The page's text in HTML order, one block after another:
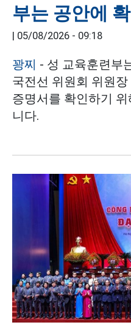
부는 공안에
| 05/08/2026 - 09:18
꽝찌 - 성 교육훈련부
국전선 위원회 위원
증명서를 확인하기
니다.